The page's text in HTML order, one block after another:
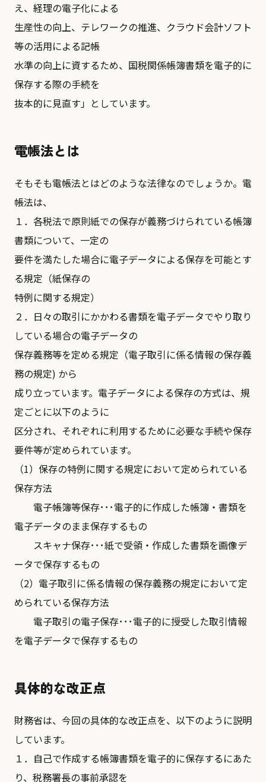
え、経理の電子化による
生産性の向上、テレワークの推進、クラウド会計ソフト
等の活用による記帳
水準の向上に資するため、国税関係帳簿書類を電子的に
保存する際の手続を
抜本的に見直す」としています。
電帳法とは
そもそも電帳法とはどのような法律なのでしょうか。電
帳法は、
１．各税法で原則紙での保存が義務づけられている帳簿
書類について、一定の
要件を満たした場合に電子データによる保存を可能とす
る規定（紙保存の
特例に関する規定）
２．日々の取引にかかわる書類を電子データでやり取り
している場合の電子データの
保存義務等を定める規定（電子取引に係る情報の保存義
務の規定) から
成り立っています。電子データによる保存の方式は、規
定ごとに以下のように
区分され、それぞれに利用するために必要な手続や保存
要件等が定められています。
（1）保存の特例に関する規定において定められている
保存方法
電子帳簿等保存･･･電子的に作成した帳簿・書類を
電子データのまま保存するもの
スキャナ保存･･･紙で受領・作成した書類を画像デ
ータで保存するもの
（2）電子取引に係る情報の保存義務の規定において定
められている保存方法
電子取引の電子保存･･･電子的に授受した取引情報
を電子データで保存するもの
具体的な改正点
財務省は、今回の具体的な改正点を、以下のように説明
しています。
１．自己で作成する帳簿書類を電子的に保存するにあた
り、税務署長の事前承認を